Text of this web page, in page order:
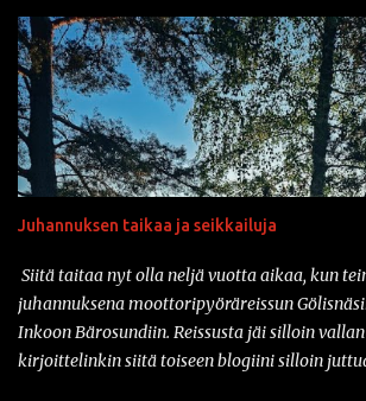
parin vuoden sisään nähtyä mm. prätkäliivi,
kokonaan kaljatölkin avausklipsuilla ja
Natsikypärä on ollut varsinkin sarjakuvissa ja
varsin tyypillinen päähine klisheisillä
Suomessa sotilaspotassa ajaminen ei
luvallista kypärien turvastandardien takia.
saatavilla korjausta: amerikkalainen Iron
valmistaa nimittäin klassisen Stahlhelmen
päivänähän myös DOT kelpaa täällä
kyseinen...
Juhannuksen taikaa ja seikkailuja
Siitä taitaa nyt olla neljä vuotta aikaa, kun
juhannuksena moottoripyöräreissun
Inkoon Bärosundiin. Reissusta jäi silloin
kirjoittelinkin siitä toiseen blogiini silloin